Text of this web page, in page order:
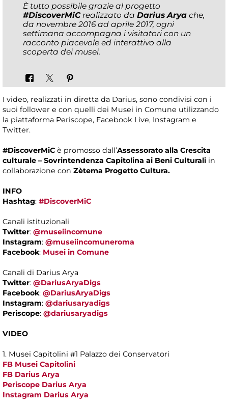
È tutto possibile grazie al progetto
#DiscoverMiCrealizzato da Darius Arya che,
da novembre 2016 ad aprile 2017, ogni
settimana accompagna i visitatori con un
racconto piacevole ed interattivo alla
scoperta dei musei.
I video, realizzati in diretta da Darius, sono condivisi con i
suoi follower e con quelli dei Musei in Comune utilizzando
la piattaforma Periscope, Facebook Live, Instagram e
Twitter.
#DiscoverMiC è promosso dall’Assessorato alla Crescita
culturale – Sovrintendenza Capitolina ai Beni Culturali in
collaborazione con Zètema Progetto Cultura.
INFO
Hashtag: #DiscoverMiC
Canali istituzionali
Twitter: @museiincomune
Instagram: @museiincomuneroma
Facebook: Musei in Comune
Canali di Darius Arya
Twitter: @DariusAryaDigs
Facebook: @DariusAryaDigs
Instagram: @dariusaryadigs
Periscope: @dariusaryadigs
VIDEO
1. Musei Capitolini #1 Palazzo dei Conservatori
FB Musei Capitolini
FB Darius Arya
Periscope Darius Arya
Instagram Darius Arya